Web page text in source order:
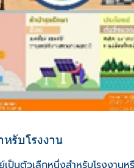
รับโรงงาน
ป็นตัวเลืกหนึ่งสำหรับโรงงา